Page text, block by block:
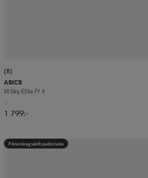
(8)
ASICS
M Sky Elite Ff 4
1 799:-
Föreningserbjudande